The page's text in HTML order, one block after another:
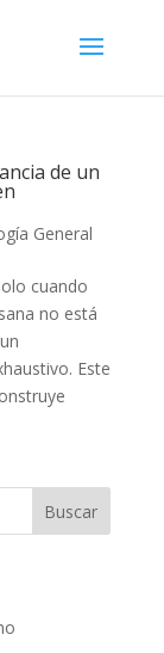
de un
General
cuando
no está
Este
Buscar